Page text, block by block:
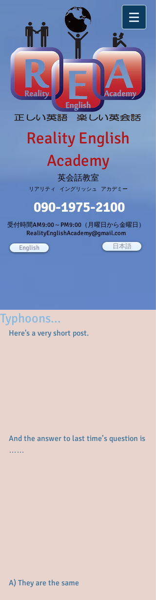
Reality English
Academy
英会話教室
リアリティ イングリッシュ アカデミー
090-1975-2100
受付時間AM9:00～PM9:00（月曜日から金曜日）
RealityEnglishAcademy@gmail.com
English
日本語
Typhoons...
Here's a very short post.
And the answer to last time’s question is
……
A) They are the same